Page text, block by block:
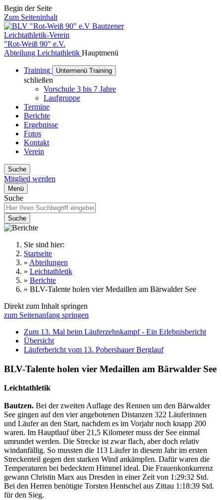
Begin der Seite
Zum Seiteninhalt
Bautzener
Leichtathletik-Verein
"Rot-Weiß 90" e.V.
Abteilung Leichtathletik Hauptmenü
Training Untermenü Training
schließen
Vorschule 3 bis 7 Jahre
Laufgruppe
Termine
Berichte
Ergebnisse
Fotos
Kontakt
Verein
Suche
Mitglied werden
Menü
Suche
Suche
Sie sind hier:
Startseite
» Abteilungen
» Leichtathletik
» Berichte
» BLV-Talente holen vier Medaillen am Bärwalder See
Direkt zum Inhalt springen
zum Seitenanfang springen
Zum 13. Mal beim Läuferzehnkampf - Ein Erlebnisbericht
Übersicht
Läuferbericht vom 13. Pobershauer Berglauf
BLV-Talente holen vier Medaillen am Bärwalder See
Leichtathletik
Bautzen. Bei der zweiten Auflage des Rennen um den Bärwalder
See gingen auf den vier angebotenen Distanzen 322 Läuferinnen
und Läufer an den Start, nachdem es im Vorjahr noch knapp 200
waren. Im Hauptlauf über 21,5 Kilometer muss der See einmal
umrundet werden. Die Strecke ist zwar flach, aber doch relativ
windanfällig. So mussten die 113 Läufer in diesem Jahr im ersten
Streckenteil gegen den starken Wind ankämpfen. Dafür waren die
Temperaturen bei bedecktem Himmel ideal. Die Frauenkonkurrenz
gewann Christin Marx aus Dresden in einer Zeit von 1:29:32 Std.
Bei den Herren benötigte Torsten Hentschel aus Zittau 1:18:39 Std.
für den Sieg.